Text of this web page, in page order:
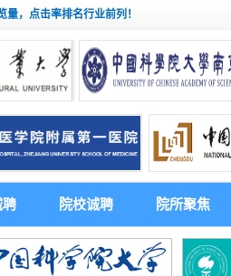
，点击率排名行业前列！
聘 院校诚聘 院所聚焦